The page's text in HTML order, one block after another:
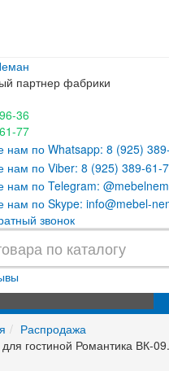
партнер фабрики
36
77
звонок
Распродажа
гостиной Романтика ВК-